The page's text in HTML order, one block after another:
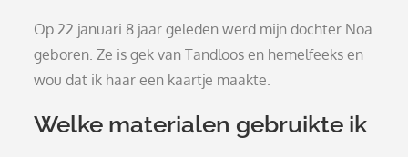
Op 22 januari 8 jaar geleden werd mijn dochter Noa
geboren. Ze is gek van Tandloos en hemelfeeks en
wou dat ik haar een kaartje maakte.
Welke materialen gebruikte ik